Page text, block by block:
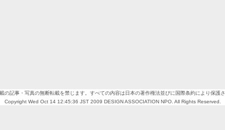
の記事・写真の無断転載を禁じます。すべての内容は日本の著作権法並びに国際条約により保護さ
Copyright Wed Oct 14 12:45:36 JST 2009 DESIGN ASSOCIATION NPO. All Rights Reserved.